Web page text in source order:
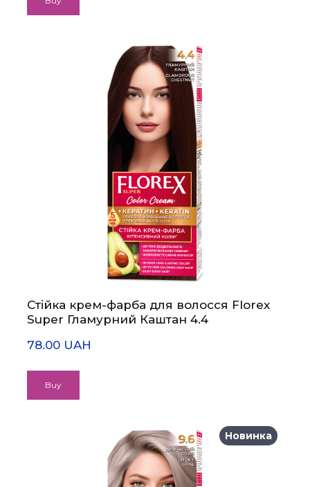
Стійка крем-фарба для волосся Florex
Super Гламурний Каштан 4.4
78.00 UAH
Buy
Новинка